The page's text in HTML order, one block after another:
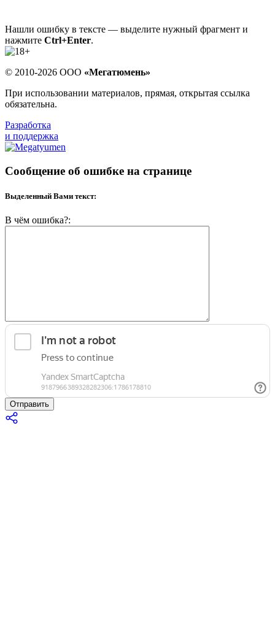
Нашли ошибку в тексте — выделите нужный фрагмент и
нажмите Ctrl+Enter.
© 2010-2026 ООО «Мегатюмень»
При использовании материалов, прямая, открытая ссылка
обязательна.
Разработка
и поддержка
Сообщение об ошибке на странице
Выделенный Вами текст:
В чём ошибка?:
Отправить